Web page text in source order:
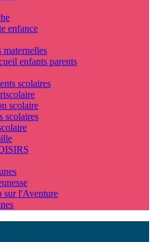
enfance
maternelles
enfants parents
scolaires
scolaire
scolaires
sur l'Aventure